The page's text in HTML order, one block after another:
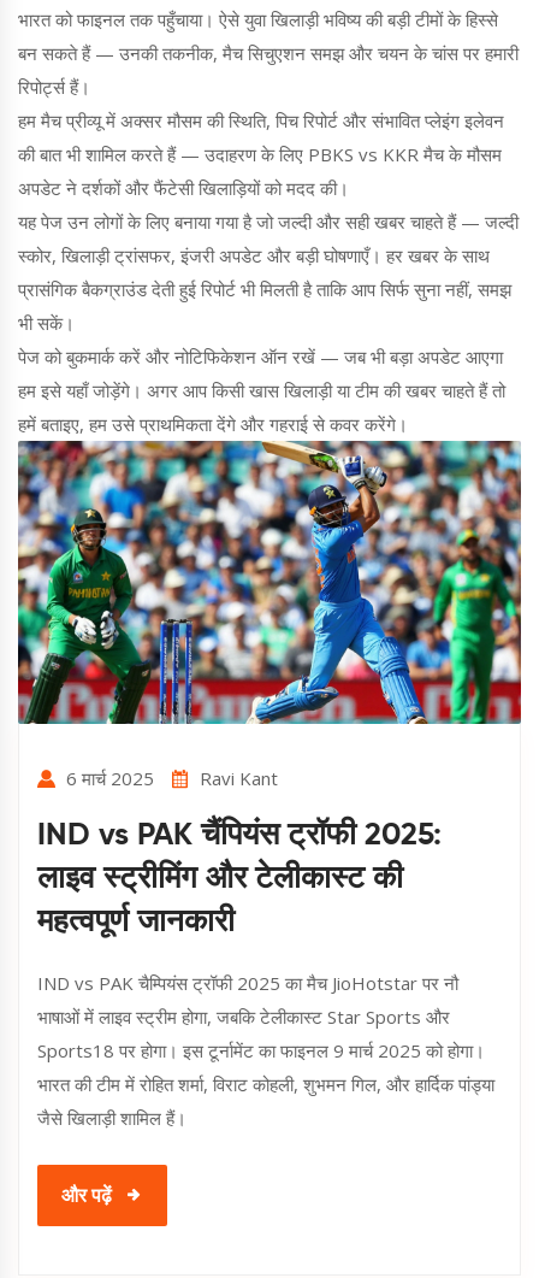
भारत को फाइनल तक पहुँचाया। ऐसे युवा खिलाड़ी भविष्य की बड़ी टीमों के हिस्से
बन सकते हैं — उनकी तकनीक, मैच सिचुएशन समझ और चयन के चांस पर हमारी
रिपोर्ट्स हैं।
हम मैच प्रीव्यू में अक्सर मौसम की स्थिति, पिच रिपोर्ट और संभावित प्लेइंग इलेवन
की बात भी शामिल करते हैं — उदाहरण के लिए PBKS vs KKR मैच के मौसम
अपडेट ने दर्शकों और फैंटेसी खिलाड़ियों को मदद की।
यह पेज उन लोगों के लिए बनाया गया है जो जल्दी और सही खबर चाहते हैं — जल्दी
स्कोर, खिलाड़ी ट्रांसफर, इंजरी अपडेट और बड़ी घोषणाएँ। हर खबर के साथ
प्रासंगिक बैकग्राउंड देती हुई रिपोर्ट भी मिलती है ताकि आप सिर्फ सुना नहीं, समझ
भी सकें।
पेज को बुकमार्क करें और नोटिफिकेशन ऑन रखें — जब भी बड़ा अपडेट आएगा
हम इसे यहाँ जोड़ेंगे। अगर आप किसी खास खिलाड़ी या टीम की खबर चाहते हैं तो
हमें बताइए, हम उसे प्राथमिकता देंगे और गहराई से कवर करेंगे।
6 मार्च 2025 Ravi Kant
IND vs PAK चैंपियंस ट्रॉफी 2025:
लाइव स्ट्रीमिंग और टेलीकास्ट की
महत्वपूर्ण जानकारी
IND vs PAK चैम्पियंस ट्रॉफी 2025 का मैच JioHotstar पर नौ
भाषाओं में लाइव स्ट्रीम होगा, जबकि टेलीकास्ट Star Sports और
Sports18 पर होगा। इस टूर्नामेंट का फाइनल 9 मार्च 2025 को होगा।
भारत की टीम में रोहित शर्मा, विराट कोहली, शुभमन गिल, और हार्दिक पांड्या
जैसे खिलाड़ी शामिल हैं।
और पढ़ें